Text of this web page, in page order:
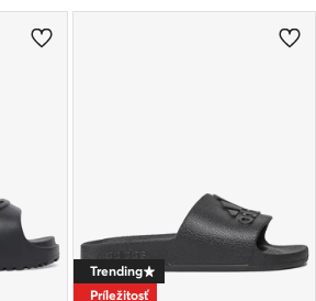
Trending
Príležitosť